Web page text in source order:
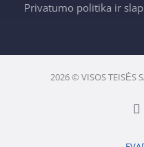
Privatumo politika ir
2026 © VISOS TEISĖS
F